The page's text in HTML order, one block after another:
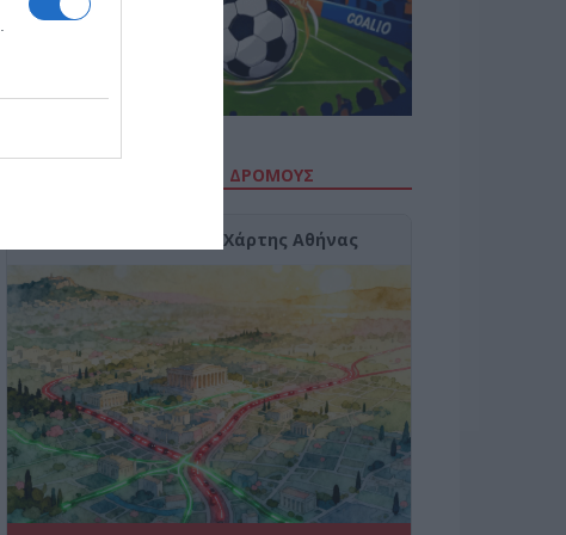
ΔΕΙΤΕ ΤΗΝ ΚΙΝΗΣΗ ΣΤΟΥΣ ΔΡΌΜΟΥΣ
Κίνηση Τώρα: Live Χάρτης Αθήνας